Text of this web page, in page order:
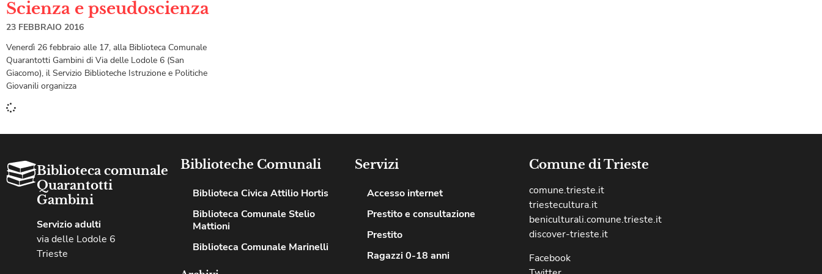
Scienza e pseudoscienza
23 FEBBRAIO 2016
Venerdì 26 febbraio alle 17, alla Biblioteca Comunale
Quarantotti Gambini di Via delle Lodole 6 (San
Giacomo), il Servizio Biblioteche Istruzione e Politiche
Giovanili organizza
Biblioteca comunale
Quarantotti
Gambini
Servizio adulti
via delle Lodole 6
Trieste
Biblioteche Comunali
Biblioteca Civica Attilio Hortis
Biblioteca Comunale Stelio
Mattioni
Biblioteca Comunale Marinelli
Servizi
Accesso internet
Prestito e consultazione
Prestito
Ragazzi 0-18 anni
Comune di Trieste
comune.trieste.it
triestecultura.it
beniculturali.comune.trieste.it
discover-trieste.it
Facebook